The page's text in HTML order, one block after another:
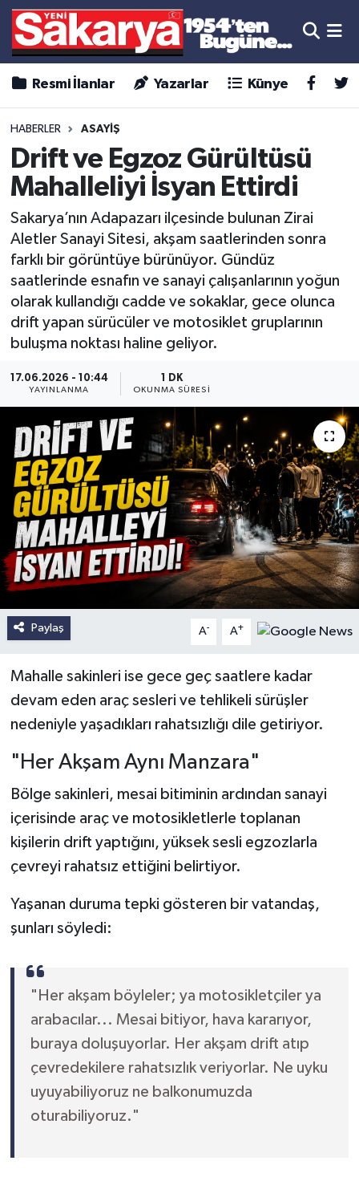
Resmi İlanlar Yazarlar Künye
HABERLER ASAYİŞ
Drift ve Egzoz Gürültüsü
Mahalleliyi İsyan Ettirdi
Sakarya’nın Adapazarı ilçesinde bulunan Zirai
Aletler Sanayi Sitesi, akşam saatlerinden sonra
farklı bir görüntüye bürünüyor. Gündüz
saatlerinde esnafın ve sanayi çalışanlarının yoğun
olarak kullandığı cadde ve sokaklar, gece olunca
drift yapan sürücüler ve motosiklet gruplarının
buluşma noktası haline geliyor.
17.06.2026 - 10:44
YAYINLANMA
1 DK
OKUNMA SÜRESI
Paylaş A- A+
Mahalle sakinleri ise gece geç saatlere kadar
devam eden araç sesleri ve tehlikeli sürüşler
nedeniyle yaşadıkları rahatsızlığı dile getiriyor.
"Her Akşam Aynı Manzara"
Bölge sakinleri, mesai bitiminin ardından sanayi
içerisinde araç ve motosikletlerle toplanan
kişilerin drift yaptığını, yüksek sesli egzozlarla
çevreyi rahatsız ettiğini belirtiyor.
Yaşanan duruma tepki gösteren bir vatandaş,
şunları söyledi:
"Her akşam böyleler; ya motosikletçiler ya
arabacılar... Mesai bitiyor, hava kararıyor,
buraya doluşuyorlar. Her akşam drift atıp
çevredekilere rahatsızlık veriyorlar. Ne uyku
uyuyabiliyoruz ne balkonumuzda
oturabiliyoruz."